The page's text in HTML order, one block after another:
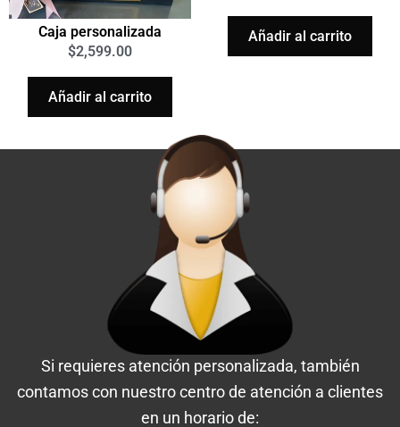
Caja personalizada
$2,599.00
Añadir al carrito
Añadir al carrito
Si requieres atención personalizada, también
contamos con nuestro centro de atención a clientes
en un horario de: